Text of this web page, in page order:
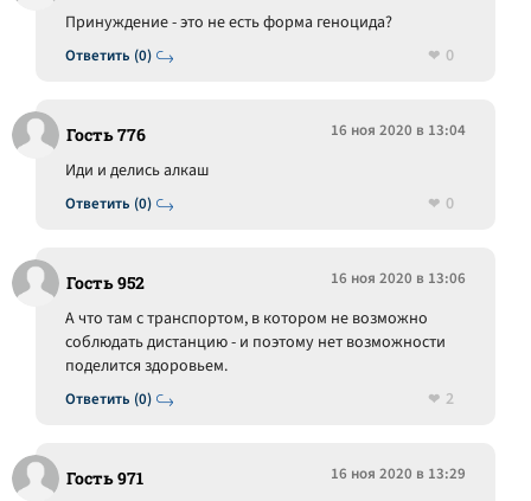
Ответить (0)
Принуждение - это не есть форма геноцида?
0
Гость 776 16 ноя 2020 в 13:04
Ответить (0)
Иди и делись алкаш
0
Гость 952 16 ноя 2020 в 13:06
Ответить (0)
А что там с транспортом, в котором не возможно
соблюдать дистанцию - и поэтому нет возможности
поделится здоровьем.
2
Гость 971 16 ноя 2020 в 13:29